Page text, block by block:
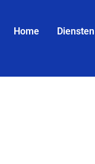
Home Diensten